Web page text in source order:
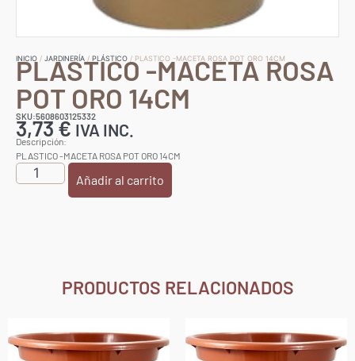
INICIO / JARDINERÍA / PLÁSTICO / PLASTICO -MACETA ROSA POT ORO 14CM
PLASTICO -MACETA ROSA
POT ORO 14CM
SKU:5608603125332
3,73€ IVA INC.
Descripción:
PLASTICO -MACETA ROSA POT ORO 14CM
Añadir al carrito
PRODUCTOS RELACIONADOS